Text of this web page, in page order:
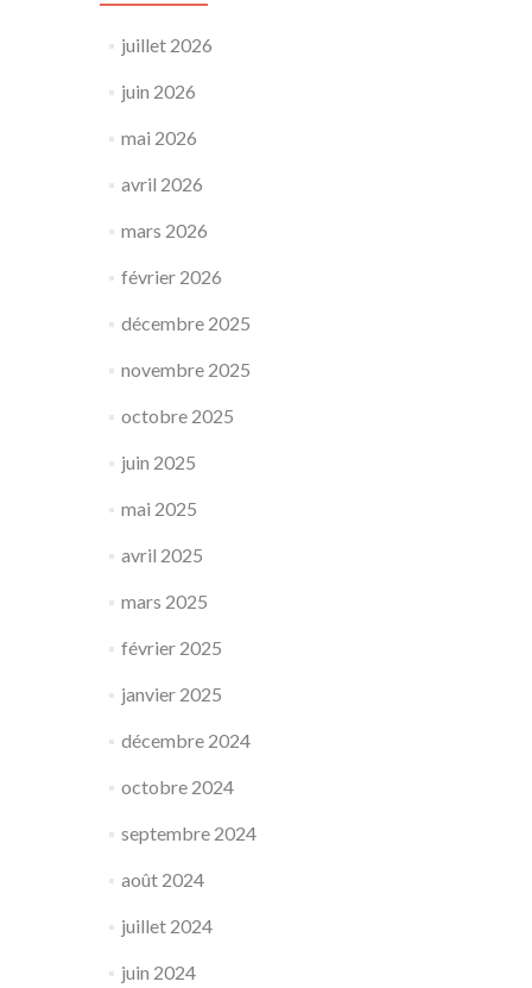
juillet 2026
juin 2026
mai 2026
avril 2026
mars 2026
février 2026
décembre 2025
novembre 2025
octobre 2025
juin 2025
mai 2025
avril 2025
mars 2025
février 2025
janvier 2025
décembre 2024
octobre 2024
septembre 2024
août 2024
juillet 2024
juin 2024